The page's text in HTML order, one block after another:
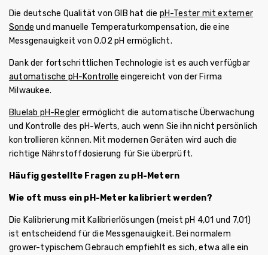
Die deutsche Qualität von GIB hat die pH-Tester mit externer
Sonde und manuelle Temperaturkompensation, die eine
Messgenauigkeit von 0,02 pH ermöglicht.
Dank der fortschrittlichen Technologie ist es auch verfügbar
automatische pH-Kontrolle eingereicht von der Firma
Milwaukee.
Bluelab pH-Regler ermöglicht die automatische Überwachung
und Kontrolle des pH-Werts, auch wenn Sie ihn nicht persönlich
kontrollieren können. Mit modernen Geräten wird auch die
richtige Nährstoffdosierung für Sie überprüft.
Häufig gestellte Fragen zu pH-Metern
Wie oft muss ein pH-Meter kalibriert werden?
Die Kalibrierung mit Kalibrierlösungen (meist pH 4,01 und 7,01)
ist entscheidend für die Messgenauigkeit. Bei normalem
grower-typischem Gebrauch empfiehlt es sich, etwa alle ein